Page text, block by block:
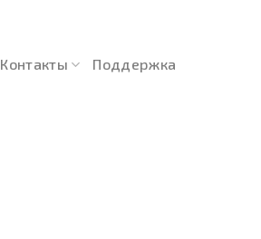
Контакты Поддержка